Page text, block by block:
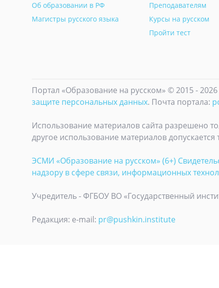
Об образовании в РФ
Магистры русского языка
Преподавателям
Курсы на русском
Пройти тест
Портал «Образование на русском» © 2015 -
защите персональных данных. Почта портала:
Использование материалов сайта разрешено
другое использование материалов
ЭСМИ «Образование на русском» (6+)
надзору в сфере связи, информационных
Учредитель - ФГБОУ ВО «Государственный
Редакция: e-mail: pr@pushkin.institute